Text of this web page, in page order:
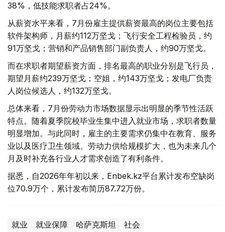
38%，低技能求职者占24%。
从薪资水平来看，7月份雇主提供薪资最高的岗位主要包括
软件架构师，月薪约112万坚戈；飞行安全工程检验员，约
91万坚戈；营销和产品销售部门副负责人，约90万坚戈。
而在求职者期望薪资方面，排名最高的职业分别是飞行员，
期望月薪约239万坚戈；空姐，约143万坚戈；发电厂负责
人岗位候选人，约132万坚戈。
总体来看，7月份劳动力市场数据显示出明显的季节性活跃
特点。随着夏季院校毕业生集中进入就业市场，求职者数量
明显增加。与此同时，雇主的主要需求仍集中在教育、服务
业以及医疗卫生领域。劳动力供给规模扩大，也为未来几个
月及时补充各行业人才需求创造了有利条件。
据悉，自2026年年初以来，Enbek.kz平台累计发布空缺岗
位70.9万个，累计发布简历87.72万份。
就业 就业保障 哈萨克斯坦 社会